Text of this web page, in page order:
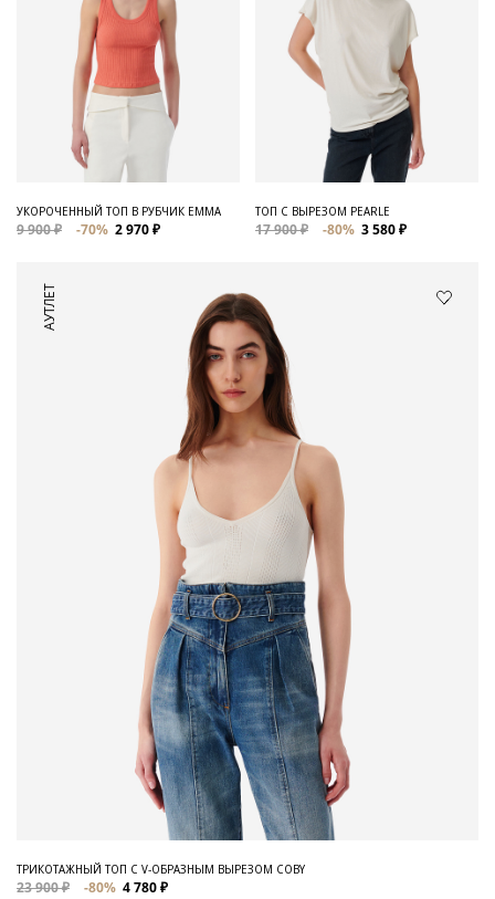
Сумки и аксессуары
УКОРОЧЕННЫЙ ТОП В РУБЧИК EMMA
9 900 ₽ -70% 2 970 ₽
ТОП С ВЫРЕЗОМ PEARLE
17 900 ₽ -80% 3 580 ₽
АУТЛЕТ
ТРИКОТАЖНЫЙ ТОП С V-ОБРАЗНЫМ ВЫРЕЗОМ COBY
23 900 ₽ -80% 4 780 ₽